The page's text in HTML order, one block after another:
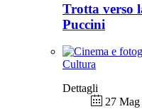
Trotta verso
Puccini
Cultura
Dettagli
27 Mag